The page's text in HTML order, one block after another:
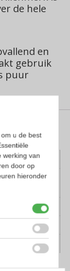
de hele
en
gebruik
puur
u de best
werking van
door op
hieronder